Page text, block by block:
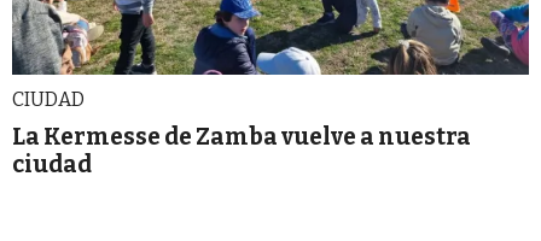
CIUDAD
La Kermesse de Zamba vuelve a nuestra
ciudad